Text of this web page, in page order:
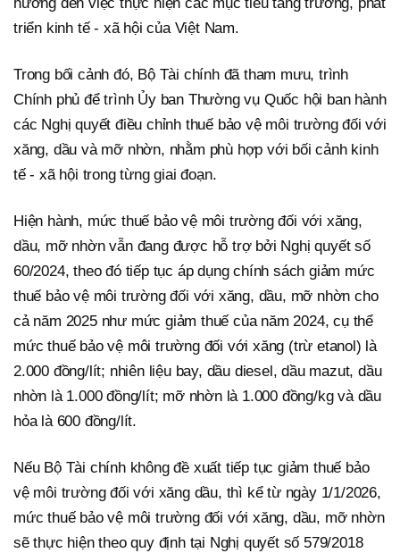
triển kinh tế - xã hội của Việt Nam.
Trong bối cảnh đó, Bộ Tài chính đã tham mưu, trình
Chính phủ để trình Ủy ban Thường vụ Quốc hội ban hành
các Nghị quyết điều chỉnh thuế bảo vệ môi trường đối với
xăng, dầu và mỡ nhờn, nhằm phù hợp với bối cảnh kinh
tế - xã hội trong từng giai đoạn.
Hiện hành, mức thuế bảo vệ môi trường đối với xăng,
dầu, mỡ nhờn vẫn đang được hỗ trợ bởi Nghị quyết số
60/2024, theo đó tiếp tục áp dụng chính sách giảm mức
thuế bảo vệ môi trường đối với xăng, dầu, mỡ nhờn cho
cả năm 2025 như mức giảm thuế của năm 2024, cụ thể
mức thuế bảo vệ môi trường đối với xăng (trừ etanol) là
2.000 đồng/lít; nhiên liệu bay, dầu diesel, dầu mazut, dầu
nhờn là 1.000 đồng/lít; mỡ nhờn là 1.000 đồng/kg và dầu
hỏa là 600 đồng/lít.
Nếu Bộ Tài chính không đề xuất tiếp tục giảm thuế bảo
vệ môi trường đối với xăng dầu, thì kể từ ngày 1/1/2026,
mức thuế bảo vệ môi trường đối với xăng, dầu, mỡ nhờn
sẽ thực hiện theo quy định tại Nghị quyết số 579/2018